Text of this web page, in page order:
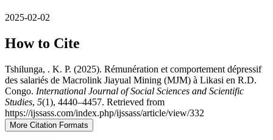
2025-02-02
How to Cite
Tshilunga, . K. P. (2025). Rémunération et comportement dépressif
des salariés de Macrolink Jiayual Mining (MJM) à Likasi en R.D.
Congo. International Journal of Social Sciences and Scientific
Studies, 5(1), 4440–4457. Retrieved from
https://ijssass.com/index.php/ijssass/article/view/332
More Citation Formats